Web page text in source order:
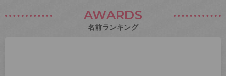
AWARDS
名前ランキング